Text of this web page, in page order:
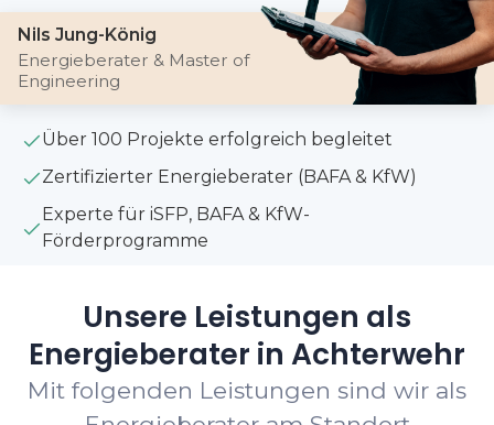
Nils Jung-König
Energieberater & Master of
Engineering
Über 100 Projekte erfolgreich begleitet
Zertifizierter Energieberater (BAFA & KfW)
Experte für iSFP, BAFA & KfW-
Förderprogramme
Unsere Leistungen als
Energieberater in Achterwehr
Mit folgenden Leistungen sind wir als